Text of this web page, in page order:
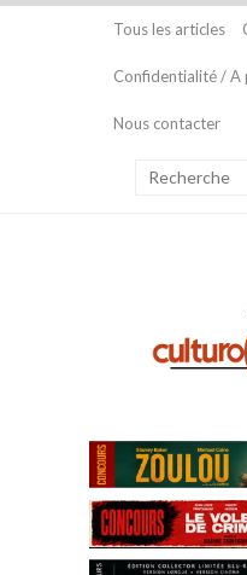
Tous les articles
Confidentialité / A
Nous contacter